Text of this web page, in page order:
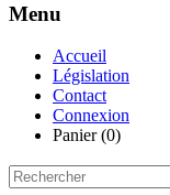
Menu
Accueil
Législation
Contact
Connexion
Panier (0)